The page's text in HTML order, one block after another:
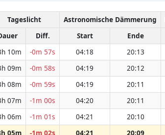
Tageslicht Astronomische Dämmerung
Diff. Start Ende
10m -0m 57s 04:18 20:13
09m -0m 58s 04:19 20:12
08m -0m 59s 04:19 20:11
07m -1m 00s 04:20 20:11
06m -1m 01s 04:21 20:10
05m -1m 02s 04:21 20:09